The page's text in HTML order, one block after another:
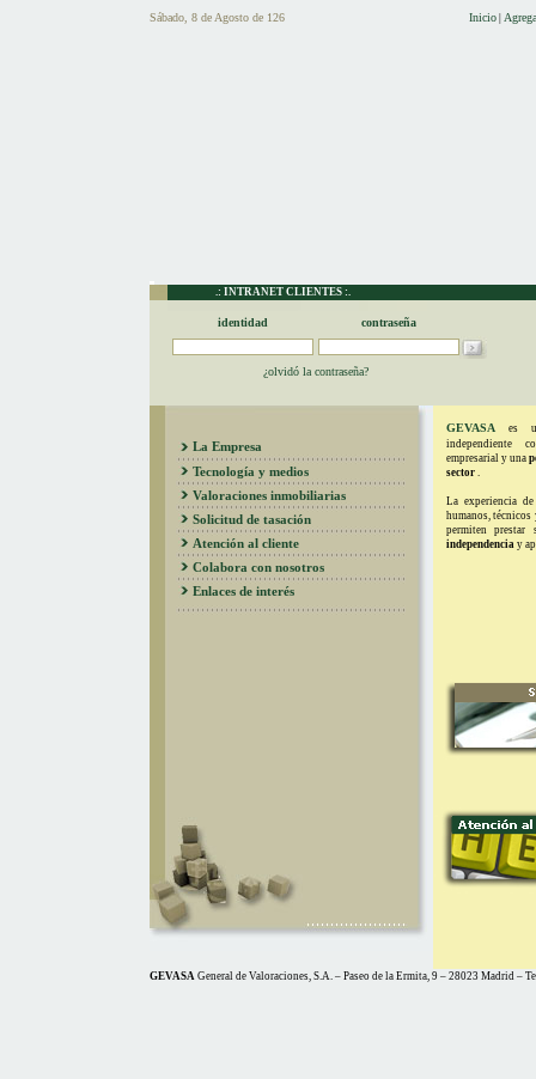
Sábado, 8 de Agosto de 126 Inicio|
.: INTRANET CLIENTES :.
identidad contraseña
¿olvidó la contraseña?
La Empresa
Tecnología y medios
Valoraciones inmobiliarias
Solicitud de tasación
Atención al cliente
Colabora con nosotros
Enlaces de interés
GEVASAes
independiente
empresarial y una
sector .
La experiencia
humanos,
permiten
independenciay
GEVASAGeneral de Valoraciones, S.A. – Paseo de la Ermita, 9 – 28023 Madrid –